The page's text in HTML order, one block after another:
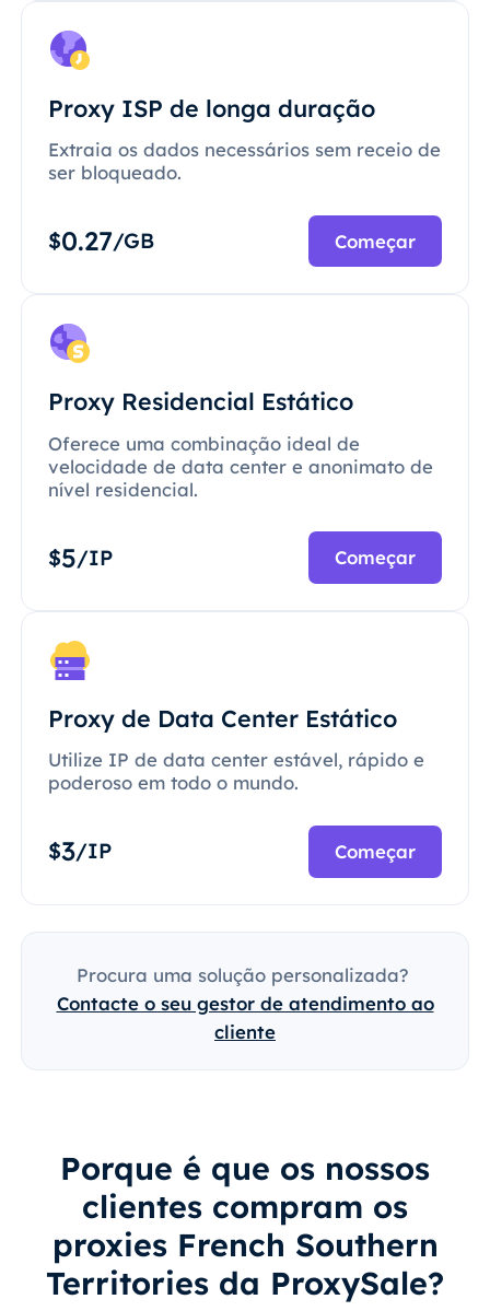
Proxy ISP de longa duração
Extraia os dados necessários sem receio de
ser bloqueado.
$0.27/GB Começar
Proxy Residencial Estático
Oferece uma combinação ideal de
velocidade de data center e anonimato de
nível residencial.
$5/IP Começar
Proxy de Data Center Estático
Utilize IP de data center estável, rápido e
poderoso em todo o mundo.
$3/IP Começar
Procura uma solução personalizada?
Contacte o seu gestor de atendimento ao
cliente
Porque é que os nossos
clientes compram os
proxies French Southern
Territories da ProxySale?